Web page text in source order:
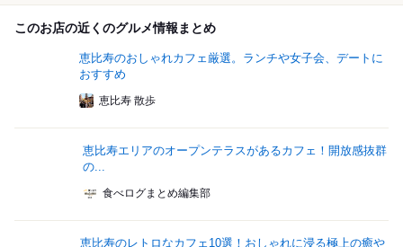
このお店の近くのグルメ情報まとめ
恵比寿のおしゃれカフェ厳選。ランチや女子会、デートに
おすすめ
恵比寿 散歩
恵比寿エリアのオープンテラスがあるカフェ！開放感抜群
の...
食べログまとめ編集部
恵比寿のレトロなカフェ10選！おしゃれに浸る極上の癒や